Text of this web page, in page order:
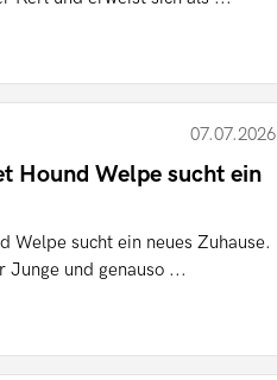
07.07.2026
Hound Welpe sucht ein
Welpe sucht ein neues Zuhause.
Junge und genauso ...